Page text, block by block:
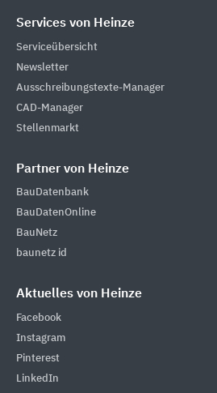
Services von Heinze
Serviceübersicht
Newsletter
Ausschreibungstexte-Manager
CAD-Manager
Stellenmarkt
Partner von Heinze
BauDatenbank
BauDatenOnline
BauNetz
baunetz id
Aktuelles von Heinze
Facebook
Instagram
Pinterest
LinkedIn